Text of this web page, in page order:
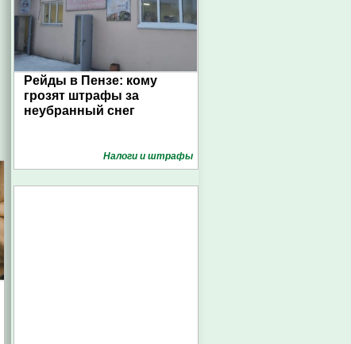
Рейды в Пензе: кому
грозят штрафы за
неубранный снег
Налоги и штрафы